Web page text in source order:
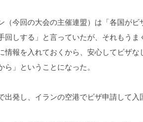
（今回の大会の主催連盟）は「各国が
回しする」と言っていたが、それもう
情報を入れておくから、安心してビザ
ら」ということになった。
出発し、イランの空港でビザ申請して